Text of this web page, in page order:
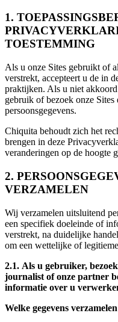
1.
TOESTEMMING
Als u onze Sites gebruikt of
verstrekt, accepteert u de in
praktijken. Als u niet
gebruik of bezoek onze
persoonsgegevens.
Chiquita behoudt zich het
brengen in deze
veranderingen op de hoogte
2.
VERZAMELEN
Wij verzamelen uitsluitend
een specifiek doeleinde of
verstrekt, na duidelijke
om een wettelijke of
2.1. Als u gebruiker,
journalist of onze partner
informatie over u
Welke gegevens